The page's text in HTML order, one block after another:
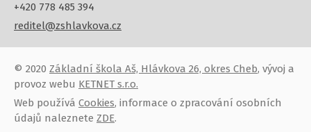
+420 778 485 394
reditel@zshlavkova.cz
© 2020 Základní škola Aš, Hlávkova 26, okres Cheb, vývoj a
provoz webu KETNET s.r.o.
Web používá Cookies, informace o zpracování osobních
údajů naleznete ZDE.